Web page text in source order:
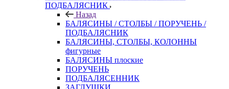
ПОДБАЛЯСНИК
Назад
БАЛЯСИНЫ / СТОЛБЫ / ПОРУЧЕНЬ /
ПОДБАЛЯСНИК
БАЛЯСИНЫ, СТОЛБЫ, КОЛОННЫ
фигурные
БАЛЯСИНЫ плоские
ПОРУЧЕНЬ
ПОДБАЛЯСЕННИК
ЗАГЛУШКИ